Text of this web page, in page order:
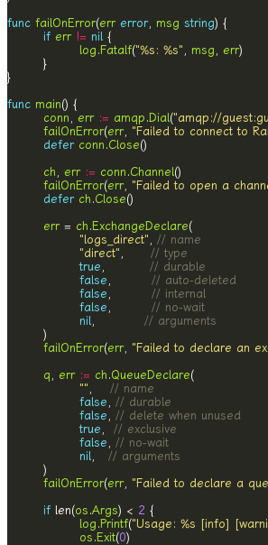
func failOnError(err error, msg string
if err != nil
log .Fatalf("%s: %s" msg err
func main
conn
err := amqp .Dial("amqp://
failOnError(err "Failed to connect to
defer conn .Close
ch
err := conn .Channel
failOnError(err "Failed to open a
defer ch .Close
err = ch .ExchangeDeclare
"logs_direct"
// name
"direct"
// type
true
// durable
false
// auto-deleted
false
// internal
false
// no-wait
nil
// arguments
failOnError(err "Failed to declare an
q
err := ch .QueueDeclare
""
// name
false
// durable
false
// delete when unused
true
// exclusive
false
// no-wait
nil
// arguments
failOnError(err "Failed to declare a
if len(os .Args) < 2
log .Printf("Usage: %s [info]
os .Exit(0